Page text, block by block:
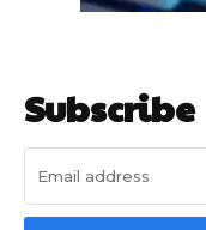
Subscribe